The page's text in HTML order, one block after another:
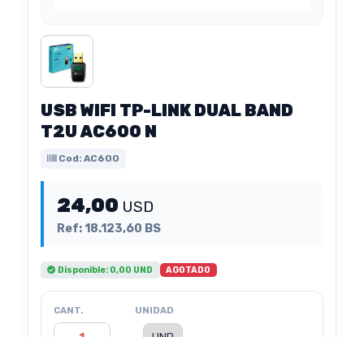
USB WIFI TP-LINK DUAL BAND
T2U AC600 N
Cod: AC600
24,00 USD
Ref: 18.123,60 BS
Disponible: 0,00 UND AGOTADO
CANT. UNIDAD